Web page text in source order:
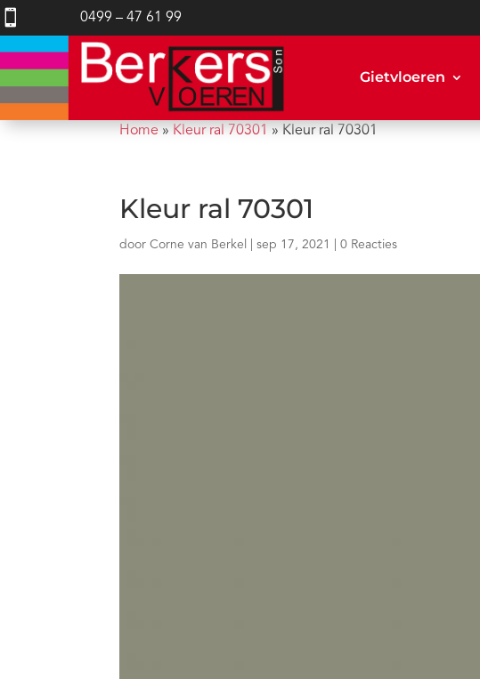
 0499 – 47 61 99
Gietvloeren
Home » Kleur ral 70301 » Kleur ral 70301
Kleur ral 70301
doorCorne van Berkel |sep 17, 2021 |0 Reacties